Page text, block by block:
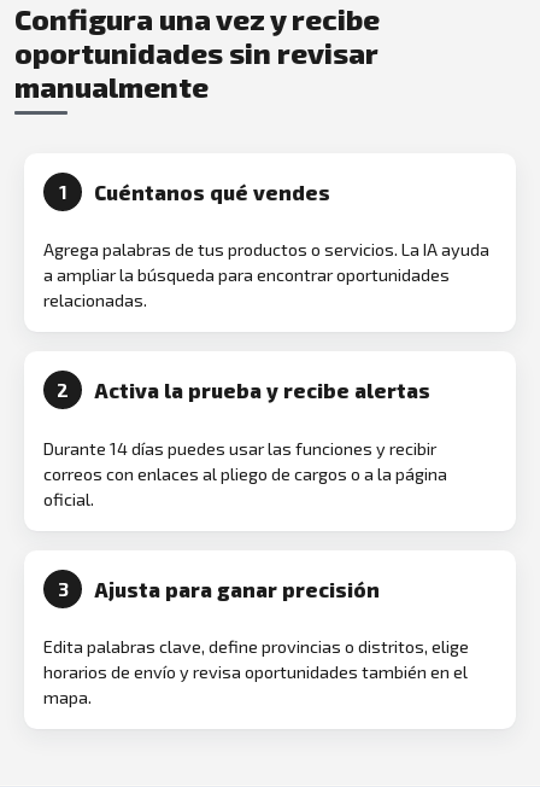
Configura una vez y recibe
oportunidades sin revisar
manualmente
1 Cuéntanos qué vendes
Agrega palabras de tus productos o servicios. La IA ayuda
a ampliar la búsqueda para encontrar oportunidades
relacionadas.
2 Activa la prueba y recibe alertas
Durante 14 días puedes usar las funciones y recibir
correos con enlaces al pliego de cargos o a la página
oficial.
3 Ajusta para ganar precisión
Edita palabras clave, define provincias o distritos, elige
horarios de envío y revisa oportunidades también en el
mapa.